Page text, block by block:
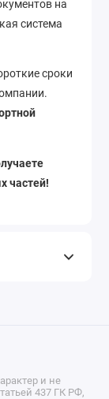
на
система
сроки
частей!
и не
437 ГК РФ,